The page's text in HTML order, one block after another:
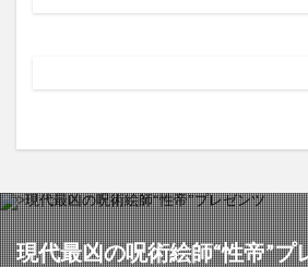
現代最凶の呪術絵師“性帝”プ